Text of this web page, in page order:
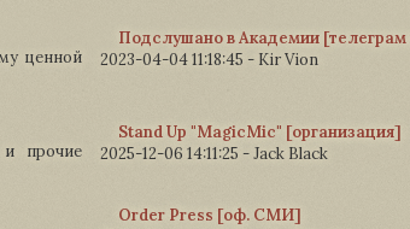
ценной
Подслушано в Академии [телеграм
2023-04-04 11:18:45 - Kir Vion
прочие
Stand Up "MagicMic" [организация]
2025-12-06 14:11:25 -Jack Black
Order Press [оф. СМИ]